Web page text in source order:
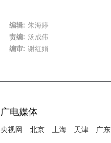
编辑: 朱海婷
责编: 汤成伟
编审: 谢红娟
广电媒体
央视网 北京 上海 天津 广东